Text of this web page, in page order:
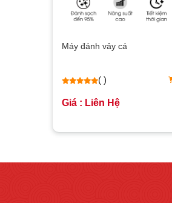
Máy đánh vảy cá
( )
Giá : Liên Hệ